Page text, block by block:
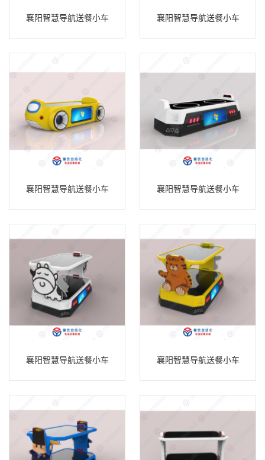
襄阳智慧导航送餐小车 襄阳智慧导航送餐小车
襄阳智慧导航送餐小车 襄阳智慧导航送餐小车
襄阳智慧导航送餐小车 襄阳智慧导航送餐小车